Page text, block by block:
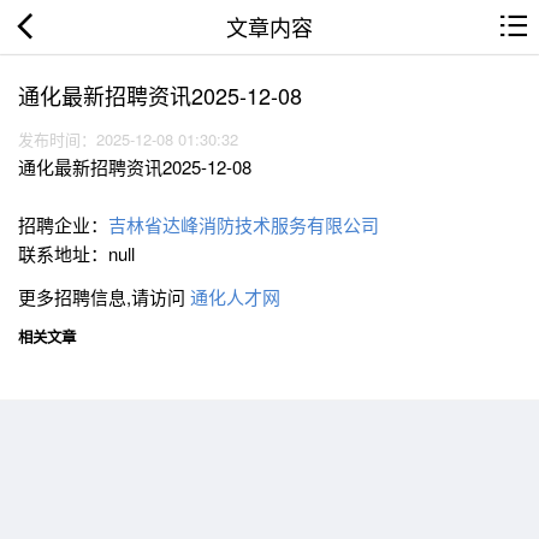
文章内容
通化最新招聘资讯2025-12-08
发布时间：2025-12-08 01:30:32
通化最新招聘资讯2025-12-08
招聘企业： 吉林省达峰消防技术服务有限公司
联系地址：null
更多招聘信息,请访问 通化人才网
相关文章